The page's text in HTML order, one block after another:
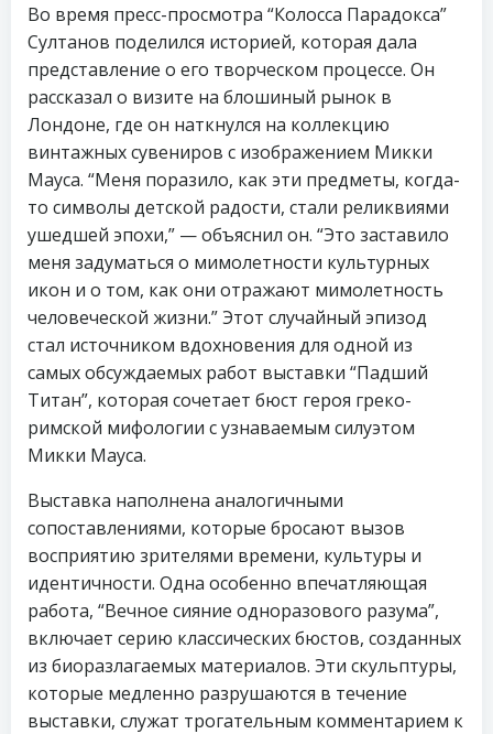
Во время пресс-просмотра “Колосса Парадокса”
Султанов поделился историей, которая дала
представление о его творческом процессе. Он
рассказал о визите на блошиный рынок в
Лондоне, где он наткнулся на коллекцию
винтажных сувениров с изображением Микки
Мауса. “Меня поразило, как эти предметы, когда-
то символы детской радости, стали реликвиями
ушедшей эпохи,” — объяснил он. “Это заставило
меня задуматься о мимолетности культурных
икон и о том, как они отражают мимолетность
человеческой жизни.” Этот случайный эпизод
стал источником вдохновения для одной из
самых обсуждаемых работ выставки “Падший
Титан”, которая сочетает бюст героя греко-
римской мифологии с узнаваемым силуэтом
Микки Мауса.
Выставка наполнена аналогичными
сопоставлениями, которые бросают вызов
восприятию зрителями времени, культуры и
идентичности. Одна особенно впечатляющая
работа, “Вечное сияние одноразового разума”,
включает серию классических бюстов, созданных
из биоразлагаемых материалов. Эти скульптуры,
которые медленно разрушаются в течение
выставки, служат трогательным комментарием к